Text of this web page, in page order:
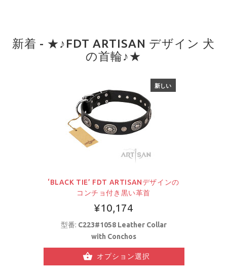
新着 - ★♪FDT ARTISAN デザイン 犬
の首輪♪★
新しい
‘BLACK TIE’ FDT ARTISANデザインの
コンチョ付き黒い革首
¥10,174
型番: C223#1058 Leather Collar
with Conchos
オプション選択